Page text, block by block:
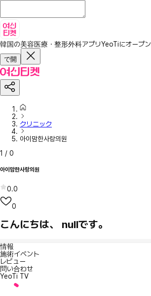
韓国の美容医療・整形外科アプリYeoTiにオープン
で開
クリニック
아이맘한사랑의원
1 / 0
아이맘한사랑의원
0.0
0
こんにちは、 nullです。
情報
施術イベント
レビュー
問い合わせ
YeoTi TV